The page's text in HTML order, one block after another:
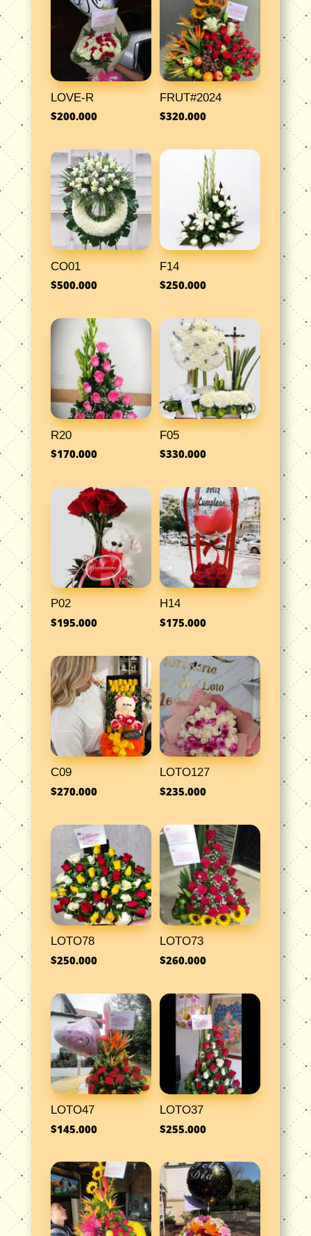
LOVE-R
$200.000
FRUT#2024
$320.000
CO01
$500.000
F14
$250.000
R20
$170.000
F05
$330.000
P02
$195.000
H14
$175.000
C09
$270.000
LOTO127
$235.000
LOTO78
$250.000
LOTO73
$260.000
LOTO47
$145.000
LOTO37
$255.000